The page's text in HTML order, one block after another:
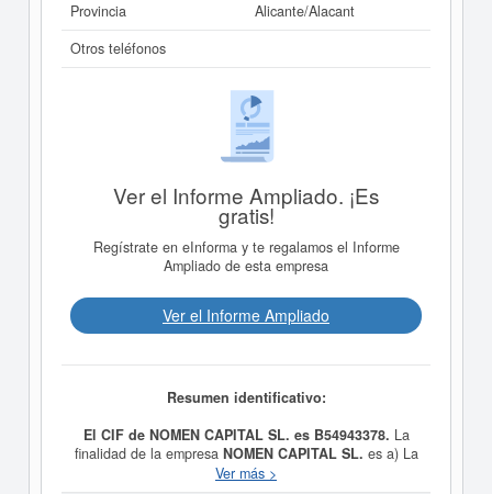
Provincia
Alicante/Alacant
Otros teléfonos
Ver el Informe Ampliado. ¡Es
gratis!
Regístrate en eInforma y te regalamos el Informe
Ampliado de esta empresa
Ver el Informe Ampliado
Resumen identificativo:
El CIF de NOMEN CAPITAL SL. es B54943378. La
finalidad de la empresa NOMEN CAPITAL SL. es a) La
participación en el capital de otras sociedades o
Ver más >